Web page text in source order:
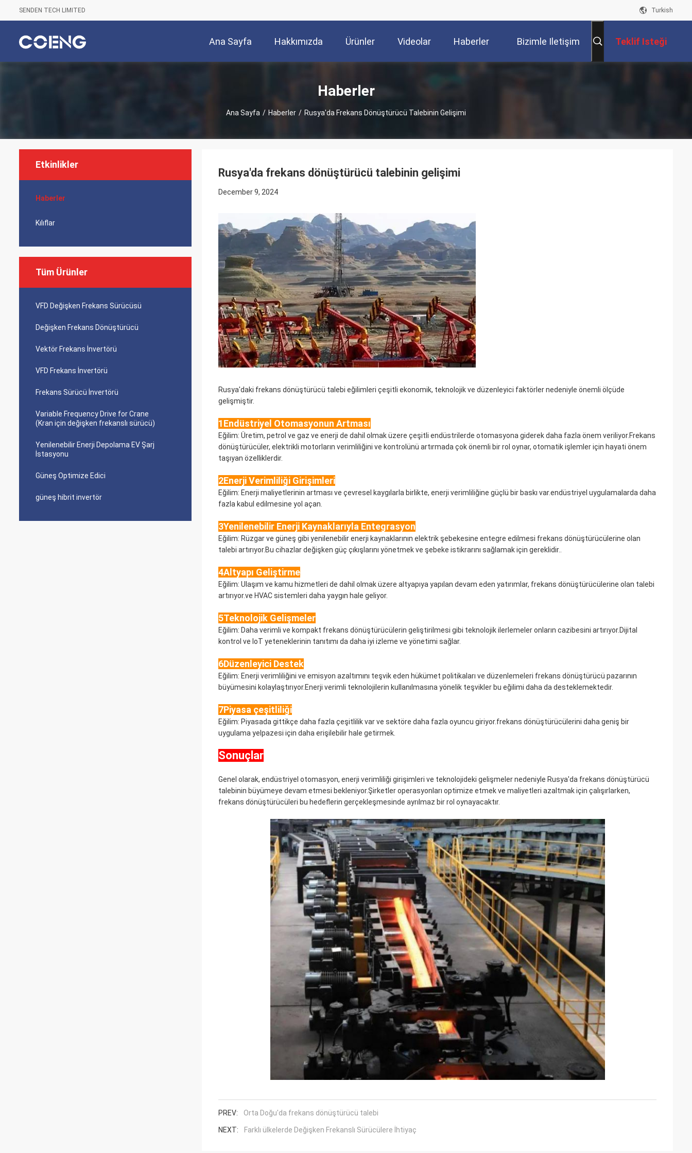
SENDEN TECH LIMITED Turkish
Ana Sayfa Hakkımızda Ürünler Videolar Haberler Bizimle Iletişim Teklif Isteği
Haberler
Ana Sayfa / Haberler / Rusya'da Frekans Dönüştürücü Talebinin Gelişimi
Etkinlikler
Haberler
Kılıflar
Tüm Ürünler
VFD Değişken Frekans Sürücüsü
Değişken Frekans Dönüştürücü
Vektör Frekans İnvertörü
VFD Frekans İnvertörü
Frekans Sürücü İnvertörü
Variable Frequency Drive for Crane
(Kran için değişken frekanslı sürücü)
Yenilenebilir Enerji Depolama EV Şarj
İstasyonu
Güneş Optimize Edici
güneş hibrit invertör
Rusya'da frekans dönüştürücü talebinin gelişimi
December 9, 2024
Rusya'daki frekans dönüştürücü talebi eğilimleri çeşitli ekonomik, teknolojik ve düzenleyici faktörler nedeniyle önemli ölçüde
gelişmiştir.
1Endüstriyel Otomasyonun Artması
Eğilim: Üretim, petrol ve gaz ve enerji de dahil olmak üzere çeşitli endüstrilerde otomasyona giderek daha fazla önem veriliyor.Frekans
dönüştürücüler, elektrikli motorların verimliliğini ve kontrolünü artırmada çok önemli bir rol oynar, otomatik işlemler için hayati önem
taşıyan özelliklerdir.
2Enerji Verimliliği Girişimleri
Eğilim: Enerji maliyetlerinin artması ve çevresel kaygılarla birlikte, enerji verimliliğine güçlü bir baskı var.endüstriyel uygulamalarda daha
fazla kabul edilmesine yol açan.
3Yenilenebilir Enerji Kaynaklarıyla Entegrasyon
Eğilim: Rüzgar ve güneş gibi yenilenebilir enerji kaynaklarının elektrik şebekesine entegre edilmesi frekans dönüştürücülerine olan
talebi artırıyor.Bu cihazlar değişken güç çıkışlarını yönetmek ve şebeke istikrarını sağlamak için gereklidir..
4Altyapı Geliştirme
Eğilim: Ulaşım ve kamu hizmetleri de dahil olmak üzere altyapıya yapılan devam eden yatırımlar, frekans dönüştürücülerine olan talebi
artırıyor.ve HVAC sistemleri daha yaygın hale geliyor.
5Teknolojik Gelişmeler
Eğilim: Daha verimli ve kompakt frekans dönüştürücülerin geliştirilmesi gibi teknolojik ilerlemeler onların cazibesini artırıyor.Dijital
kontrol ve IoT yeteneklerinin tanıtımı da daha iyi izleme ve yönetimi sağlar.
6Düzenleyici Destek
Eğilim: Enerji verimliliğini ve emisyon azaltımını teşvik eden hükümet politikaları ve düzenlemeleri frekans dönüştürücü pazarının
büyümesini kolaylaştırıyor.Enerji verimli teknolojilerin kullanılmasına yönelik teşvikler bu eğilimi daha da desteklemektedir.
7Piyasa çeşitliliği
Eğilim: Piyasada gittikçe daha fazla çeşitlilik var ve sektöre daha fazla oyuncu giriyor.frekans dönüştürücülerini daha geniş bir
uygulama yelpazesi için daha erişilebilir hale getirmek.
Sonuçlar
Genel olarak, endüstriyel otomasyon, enerji verimliliği girişimleri ve teknolojideki gelişmeler nedeniyle Rusya'da frekans dönüştürücü
talebinin büyümeye devam etmesi bekleniyor.Şirketler operasyonları optimize etmek ve maliyetleri azaltmak için çalışırlarken,
frekans dönüştürücüleri bu hedeflerin gerçekleşmesinde ayrılmaz bir rol oynayacaktır.
PREV: Orta Doğu'da frekans dönüştürücü talebi
NEXT: Farklı ülkelerde Değişken Frekanslı Sürücülere İhtiyaç